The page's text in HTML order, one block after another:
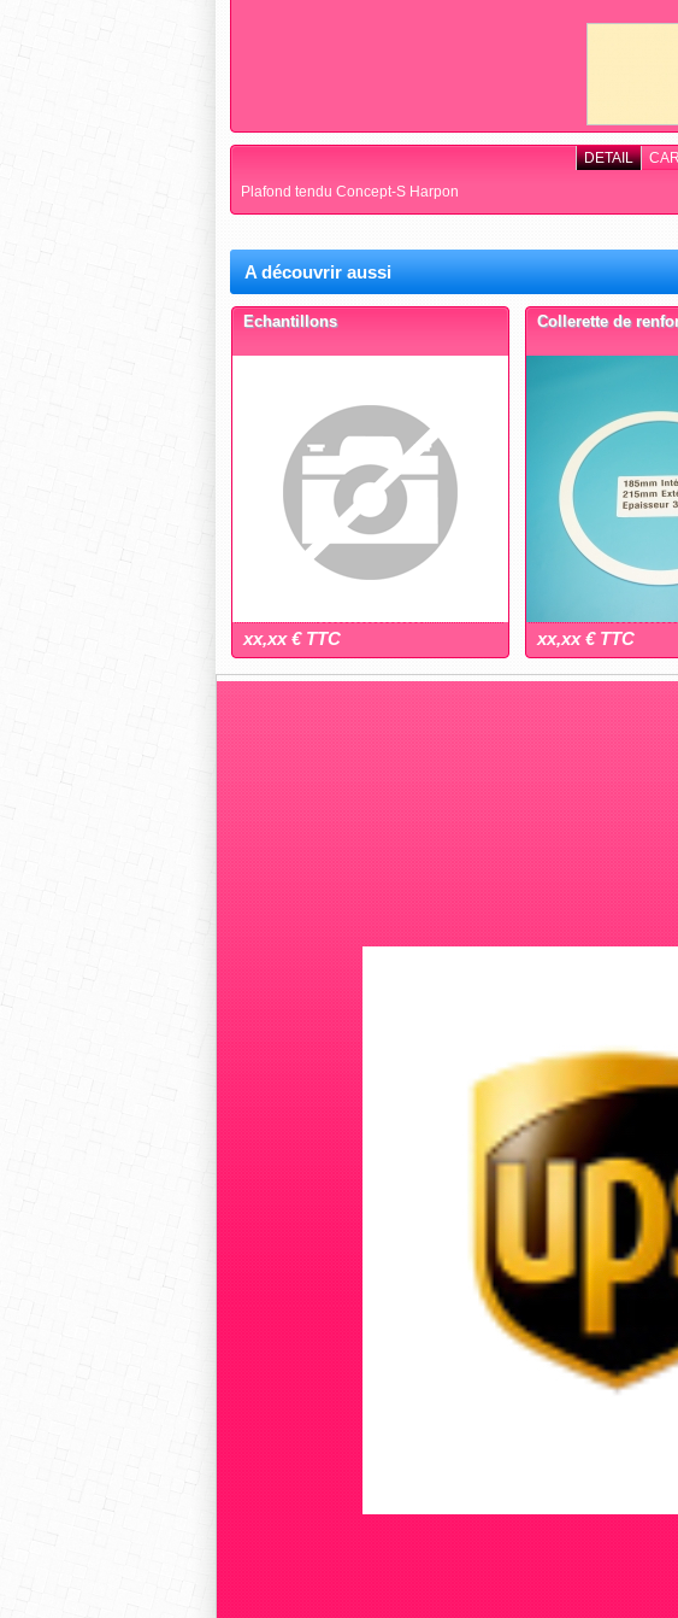
DETAIL
Plafond tendu Concept-S Harpon
A découvrir aussi
Echantillons
xx,xx € TTC
Collerette de
xx,xx € TTC